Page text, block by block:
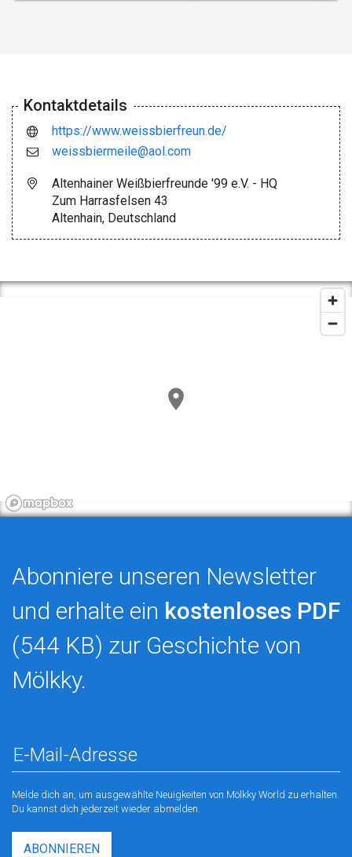
Kontaktdetails
https://www.weissbierfreun.de/
weissbiermeile@aol.com
Altenhainer Weißbierfreunde '99 e.V. - HQ
Zum Harrasfelsen 43
Altenhain, Deutschland
Abonniere unseren Newsletter
und erhalte ein kostenloses PDF
(544 KB) zur Geschichte von
Mölkky.
Melde dich an, um ausgewählte Neuigkeiten von Mölkky World zu erhalten.
Du kannst dich jederzeit wieder abmelden.
ABONNIEREN